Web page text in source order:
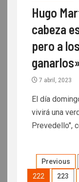
Hugo
cabeza
pero a
7 abril, 2023
El día
vivirá una
Prevedello",
Previous
222
223